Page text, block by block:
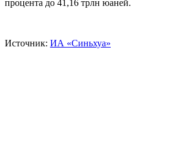
процента до 41,16 трлн юаней.
Источник: ИА «Синьхуа»